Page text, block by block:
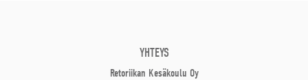
YHTEYS
Retoriikan Kesäkoulu Oy